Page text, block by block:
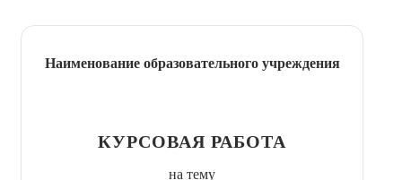
Наименование образовательного учреждения
КУРСОВАЯ РАБОТА
на тему